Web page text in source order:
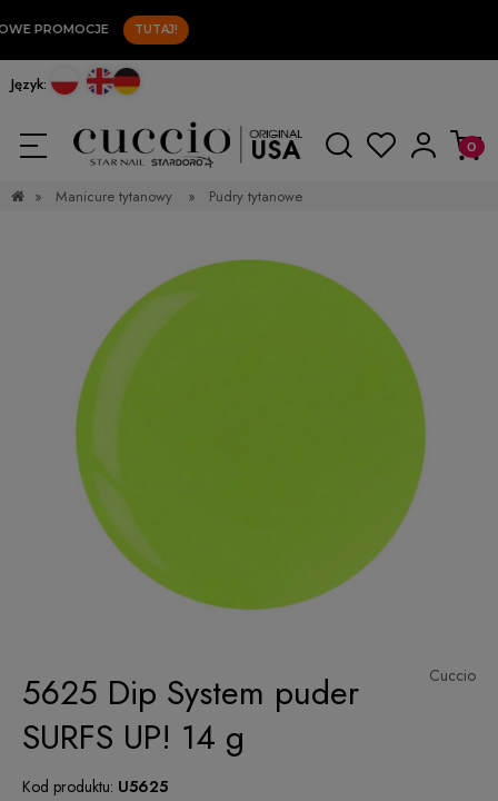
PROMOCJE TUTAJ!
Język:
» Manicure tytanowy » Pudry tytanowe
Cuccio
5625 Dip System puder
SURFS UP! 14 g
Kod produktu: U5625